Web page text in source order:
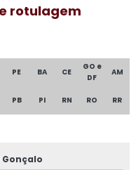
de HACCP APPCC
defense
interno
esa
rotulagem
PE BA CE
GO e
DF
AM
PB PI RN RO RR
Gonçalo